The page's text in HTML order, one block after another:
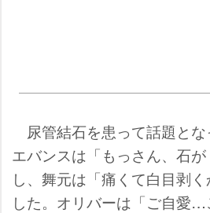
尿管結石を患って話題とな
エバンスは「もっさん、石
し、舞元は「痛くて白目剥
した。オリバーは「ご自愛